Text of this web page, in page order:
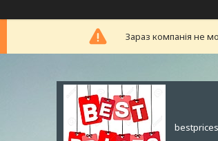
Зараз компанія не